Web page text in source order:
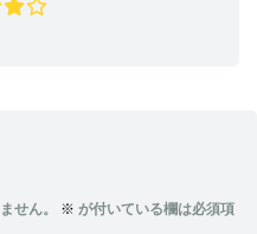
せん。 ※ が付いている欄は必須項